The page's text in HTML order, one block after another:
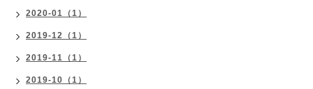
2020-01（1）
2019-12（1）
2019-11（1）
2019-10（1）